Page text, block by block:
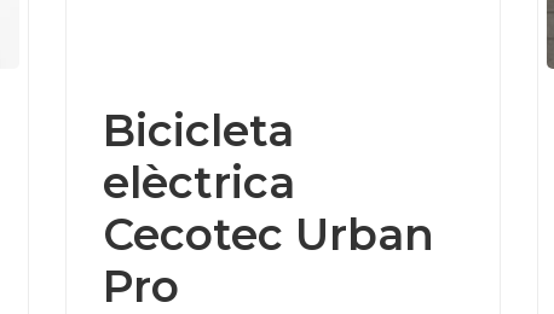
Bicicleta
elèctrica
Cecotec Urban
Pro